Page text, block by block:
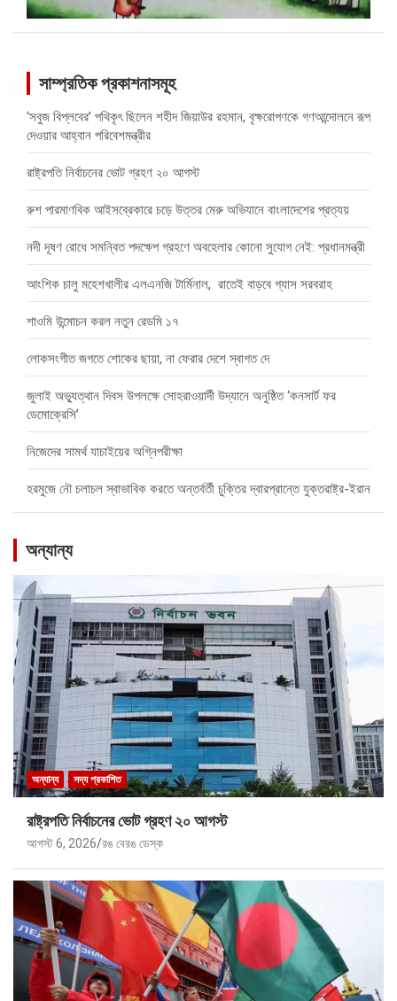
সাম্প্রতিক প্রকাশনাসমূহ
‘সবুজ বিপ্লবের’ পথিকৃৎ ছিলেন শহীদ জিয়াউর রহমান, বৃক্ষরোপণকে গণআন্দোলনে রূপ
দেওয়ার আহ্বান পরিবেশমন্ত্রীর
রাষ্ট্রপতি নির্বাচনের ভোট গ্রহণ ২০ আগস্ট
রুশ পারমাণবিক আইসব্রেকারে চড়ে উত্তর মেরু অভিযানে বাংলাদেশের প্রত্যয়
নদী দূষণ রোধে সমন্বিত পদক্ষেপ গ্রহণে অবহেলার কোনো সুযোগ নেই: প্রধানমন্ত্রী
আংশিক চালু মহেশখালীর এলএনজি টার্মিনাল, রাতেই বাড়বে গ্যাস সরবরাহ
শাওমি উন্মোচন করল নতুন রেডমি ১৭
লোকসংগীত জগতে শোকের ছায়া, না ফেরার দেশে স্বাগত দে
জুলাই অভ্যুত্থান দিবস উপলক্ষে সোহরাওয়ার্দী উদ্যানে অনুষ্ঠিত ‘কনসার্ট ফর
ডেমোক্রেসি’
নিজেদের সামর্থ যাচাইয়ের অগ্নিপরীক্ষা
হরমুজে নৌ চলাচল স্বাভাবিক করতে অন্তর্বর্তী চুক্তির দ্বারপ্রান্তে যুক্তরাষ্ট্র-ইরান
অন্যান্য
অন্যান্য সদ্য প্রকাশিত
রাষ্ট্রপতি নির্বাচনের ভোট গ্রহণ ২০ আগস্ট
আগস্ট 6, 2026 রঙ বেরঙ ডেস্ক